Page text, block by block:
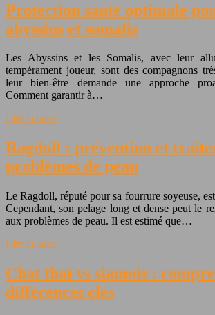
Protection santé optimale
abyssins et somalis
Les Abyssins et les Somalis, avec leur
tempérament joueur, sont des compagnons
leur bien-être demande une approche
Comment garantir à…
Lire la suite
Ragdoll : prévention et
problèmes de peau
Le Ragdoll, réputé pour sa fourrure soyeuse,
Cependant, son pelage long et dense peut le
aux problèmes de peau. Il est estimé que…
Lire la suite
Chat thaï vs siamois :
différences clés